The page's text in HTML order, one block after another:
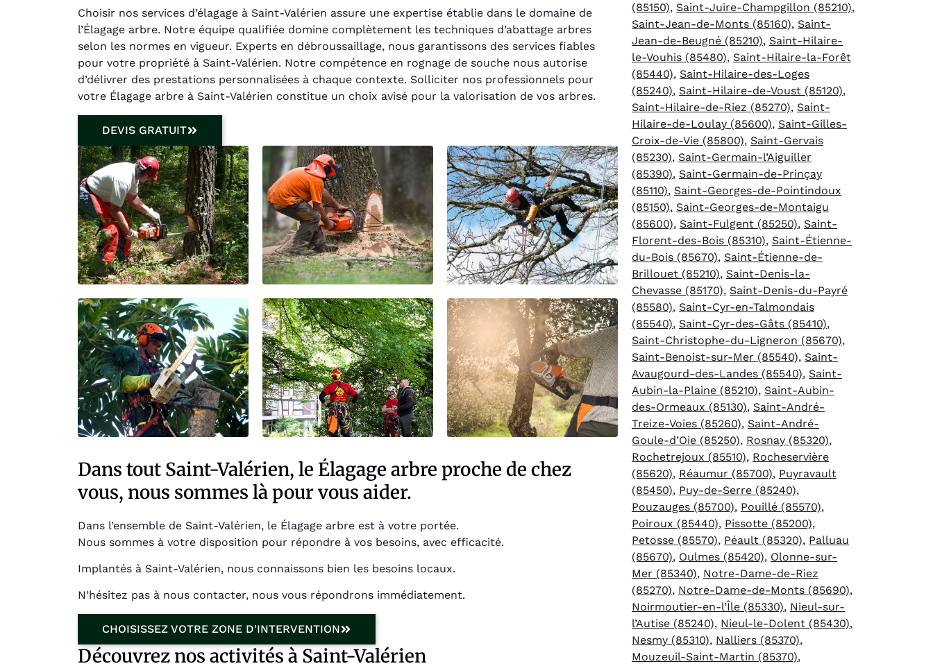
Choisir nos services d’élagage à Saint-Valérien assure une expertise établie dans le domaine de
l’Élagage arbre. Notre équipe qualifiée domine complètement les techniques d’abattage arbres
selon les normes en vigueur. Experts en débroussaillage, nous garantissons des services fiables
pour votre propriété à Saint-Valérien. Notre compétence en rognage de souche nous autorise
d’délivrer des prestations personnalisées à chaque contexte. Solliciter nos professionnels pour
votre Élagage arbre à Saint-Valérien constitue un choix avisé pour la valorisation de vos arbres.
DEVIS GRATUIT
Dans tout Saint-Valérien, le Élagage arbre proche de chez
vous, nous sommes là pour vous aider.
Dans l’ensemble de Saint-Valérien, le Élagage arbre est à votre portée.
Nous sommes à votre disposition pour répondre à vos besoins, avec efficacité.
Implantés à Saint-Valérien, nous connaissons bien les besoins locaux.
N’hésitez pas à nous contacter, nous vous répondrons immédiatement.
CHOISISSEZ VOTRE ZONE D'INTERVENTION
Découvrez nos activités à Saint-Valérien
(85150), Saint-Juire-Champgillon (85210),
Saint-Jean-de-Monts (85160), Saint-
Jean-de-Beugné (85210), Saint-Hilaire-
le-Vouhis (85480), Saint-Hilaire-la-Forêt
(85440), Saint-Hilaire-des-Loges
(85240), Saint-Hilaire-de-Voust (85120),
Saint-Hilaire-de-Riez (85270), Saint-
Hilaire-de-Loulay (85600), Saint-Gilles-
Croix-de-Vie (85800), Saint-Gervais
(85230), Saint-Germain-l’Aiguiller
(85390), Saint-Germain-de-Prinçay
(85110), Saint-Georges-de-Pointindoux
(85150), Saint-Georges-de-Montaigu
(85600), Saint-Fulgent (85250), Saint-
Florent-des-Bois (85310), Saint-Étienne-
du-Bois (85670), Saint-Étienne-de-
Brillouet (85210), Saint-Denis-la-
Chevasse (85170), Saint-Denis-du-Payré
(85580), Saint-Cyr-en-Talmondais
(85540), Saint-Cyr-des-Gâts (85410),
Saint-Christophe-du-Ligneron (85670),
Saint-Benoist-sur-Mer (85540), Saint-
Avaugourd-des-Landes (85540), Saint-
Aubin-la-Plaine (85210), Saint-Aubin-
des-Ormeaux (85130), Saint-André-
Treize-Voies (85260), Saint-André-
Goule-d’Oie (85250), Rosnay (85320),
Rochetrejoux (85510), Rocheservière
(85620), Réaumur (85700), Puyravault
(85450), Puy-de-Serre (85240),
Pouzauges (85700), Pouillé (85570),
Poiroux (85440), Pissotte (85200),
Petosse (85570), Péault (85320), Palluau
(85670), Oulmes (85420), Olonne-sur-
Mer (85340), Notre-Dame-de-Riez
(85270), Notre-Dame-de-Monts (85690),
Noirmoutier-en-l’Île (85330), Nieul-sur-
l’Autise (85240), Nieul-le-Dolent (85430),
Nesmy (85310), Nalliers (85370),
Mouzeuil-Saint-Martin (85370),